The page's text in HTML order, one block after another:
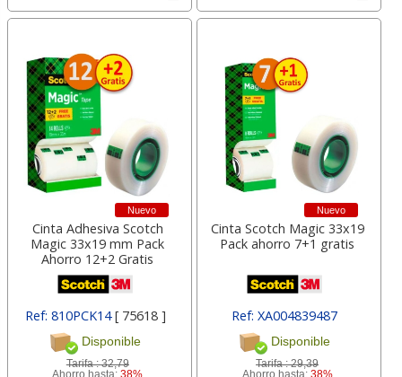
Nuevo
Cinta Adhesiva Scotch
Magic 33x19 mm Pack
Ahorro 12+2 Gratis
Ref: 810PCK14[ 75618 ]
Disponible
Tarifa :32,79
Ahorro hasta:38%
Nuevo
Cinta Scotch Magic 33x19
Pack ahorro 7+1 gratis
Ref: XA004839487
[ 150383 ]
Disponible
Tarifa :29,39
Ahorro hasta: 38%